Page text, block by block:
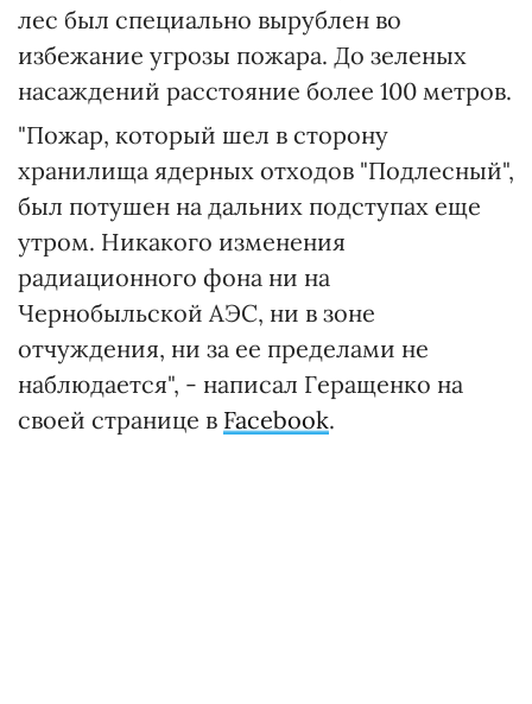
лес был специально вырублен во
избежание угрозы пожара. До зеленых
насаждений расстояние более 100 метров.
"Пожар, который шел в сторону
хранилища ядерных отходов "Подлесный",
был потушен на дальних подступах еще
утром. Никакого изменения
радиационного фона ни на
Чернобыльской АЭС, ни в зоне
отчуждения, ни за ее пределами не
наблюдается", - написал Геращенко на
своей странице в Facebook.